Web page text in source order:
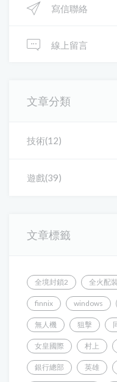
寫信聯絡
線上留言
文章分類
技術(12)
遊戲(39)
文章標籤
全境封鎖2 全火配裝
finnix windows
無人機 狙擊
女皇國際 村上
銀行總部 英雄